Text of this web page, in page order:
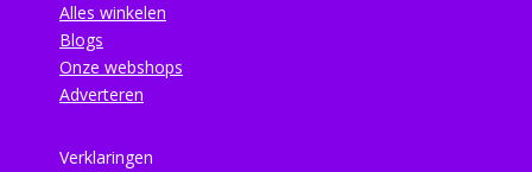
Alles winkelen
Blogs
Onze webshops
Adverteren
Verklaringen